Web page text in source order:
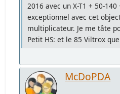
2016 avec un X-T1 + 50-
exceptionnel avec cet
multiplicateur. Je me tâte
Petit HS: et le 85 Viltrox
McDoPDA